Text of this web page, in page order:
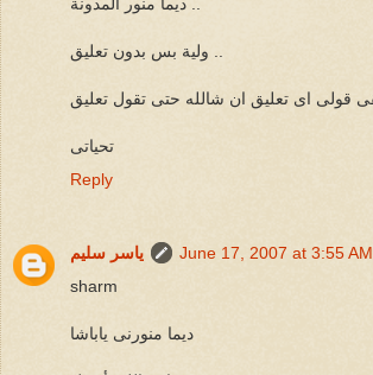
تحياتى
Reply
ياسر سليم
June 17, 2007 at 3:55 AM
sharm
ديما منورنى ياباشا